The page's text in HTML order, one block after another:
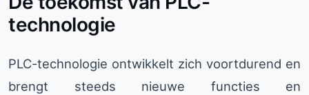
technologie
PLC-technologie ontwikkelt zich voortdurend en
brengt steeds nieuwe functies en